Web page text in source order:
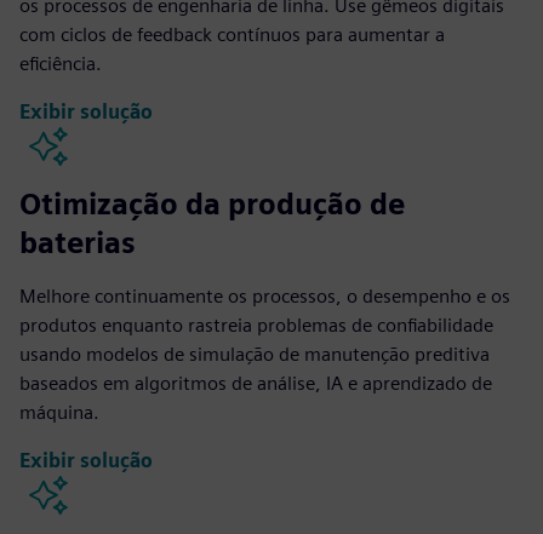
os processos de engenharia de linha. Use gêmeos digitais
com ciclos de feedback contínuos para aumentar a
eficiência.
Exibir solução
Otimização da produção de
baterias
Melhore continuamente os processos, o desempenho e os
produtos enquanto rastreia problemas de confiabilidade
usando modelos de simulação de manutenção preditiva
baseados em algoritmos de análise, IA e aprendizado de
máquina.
Exibir solução